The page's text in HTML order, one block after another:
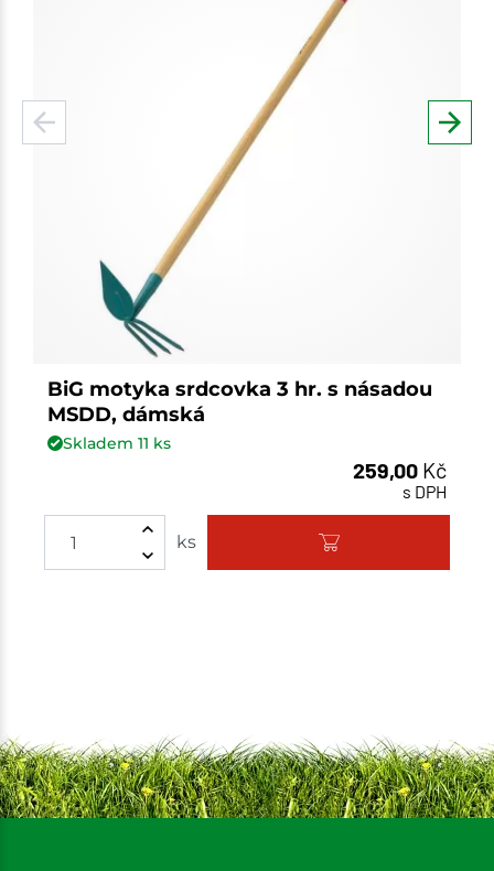
BiG motyka srdcovka 3 hr. s násadou
MSDD, dámská
Skladem 11 ks
259,00 Kč
s DPH
ks